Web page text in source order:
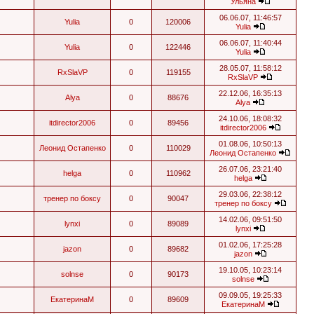
Yulia 0 120006
06.06.07, 11:46:57
Yulia
Yulia 0 122446
06.06.07, 11:40:44
Yulia
RxSlaVP 0 119155
28.05.07, 11:58:12
RxSlaVP
Alya 0 88676
22.12.06, 16:35:13
Alya
itdirector2006 0 89456
24.10.06, 18:08:32
itdirector2006
Леонид Остапенко 0 110029
01.08.06, 10:50:13
Леонид Остапенко
helga 0 110962
26.07.06, 23:21:40
helga
тренер по боксу 0 90047
29.03.06, 22:38:12
тренер по боксу
lynxi 0 89089
14.02.06, 09:51:50
lynxi
jazon 0 89682
01.02.06, 17:25:28
jazon
solnse 0 90173
19.10.05, 10:23:14
solnse
ЕкатеринаМ 0 89609
09.09.05, 19:25:33
ЕкатеринаМ